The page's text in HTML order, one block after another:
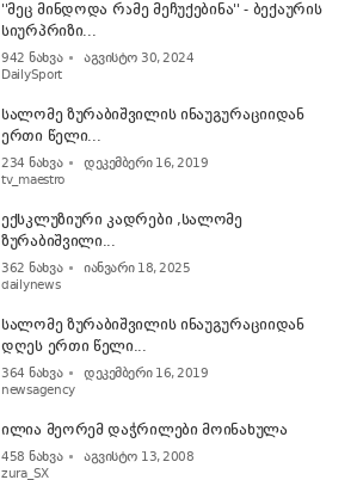
''მეც მინდოდა რამე მეჩუქებინა'' - ბექაურის
სიურპრიზი...
942 ნახვა
აგვისტო 30, 2024
DailySport
სალომე ზურაბიშვილის ინაუგურაციიდან
ერთი წელი...
234 ნახვა
დეკემბერი 16, 2019
tv_maestro
ექსკლუზიური კადრები ,სალომე
ზურაბიშვილი...
362 ნახვა
იანვარი 18, 2025
dailynews
სალომე ზურაბიშვილის ინაუგურაციიდან
დღეს ერთი წელი...
364 ნახვა
დეკემბერი 16, 2019
newsagency
ილია მეორემ დაჭრილები მოინახულა
458 ნახვა
აგვისტო 13, 2008
zura_SX